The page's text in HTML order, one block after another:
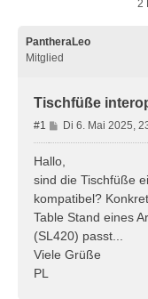
2
PantheraLeo
Mitglied
Tischfüße
#1
B
e
r
a
g
Di 6. Mai 2025,
Hallo,
sind die Tischfüße
kompatibel?
Table Stand eines
(SL420) passt...
Viele Grüße
PL